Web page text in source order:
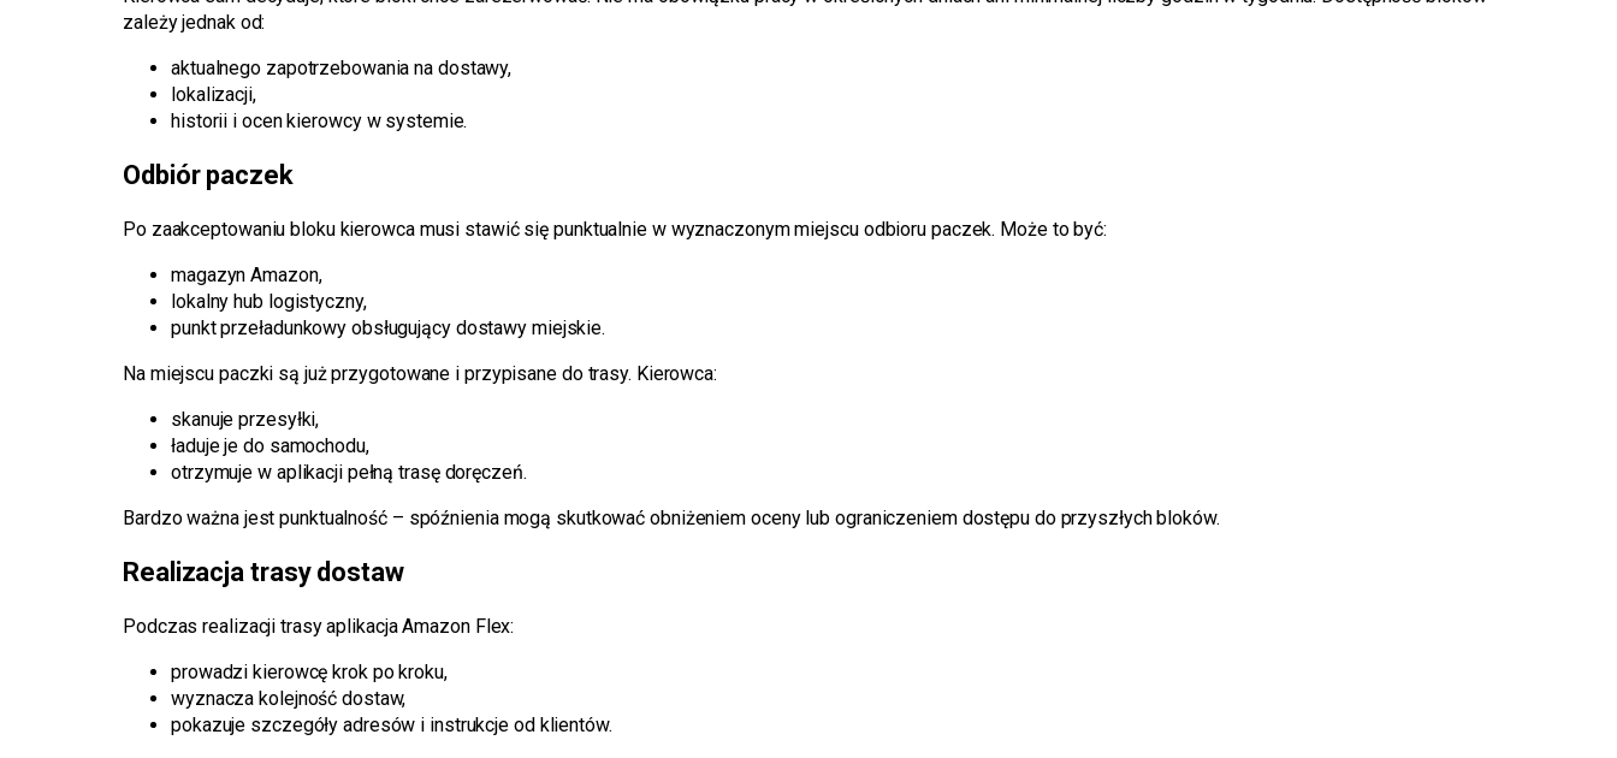
zależy jednak od:
aktualnego zapotrzebowania na dostawy,
lokalizacji,
historii i ocen kierowcy w systemie.
Odbiór paczek
Po zaakceptowaniu bloku kierowca musi stawić się punktualnie w wyznaczonym miejscu odbioru paczek. Może to być:
magazyn Amazon,
lokalny hub logistyczny,
punkt przeładunkowy obsługujący dostawy miejskie.
Na miejscu paczki są już przygotowane i przypisane do trasy. Kierowca:
skanuje przesyłki,
ładuje je do samochodu,
otrzymuje w aplikacji pełną trasę doręczeń.
Bardzo ważna jest punktualność – spóźnienia mogą skutkować obniżeniem oceny lub ograniczeniem dostępu do przyszłych bloków.
Realizacja trasy dostaw
Podczas realizacji trasy aplikacja Amazon Flex:
prowadzi kierowcę krok po kroku,
wyznacza kolejność dostaw,
pokazuje szczegóły adresów i instrukcje od klientów.